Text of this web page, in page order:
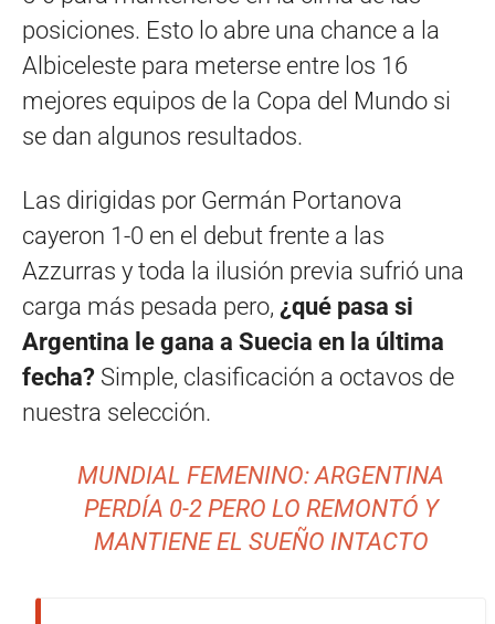
posiciones. Esto lo abre una chance a la
Albiceleste para meterse entre los 16
mejores equipos de la Copa del Mundo si
se dan algunos resultados.
Las dirigidas por Germán Portanova
cayeron 1-0 en el debut frente a las
Azzurras y toda la ilusión previa sufrió una
carga más pesada pero, ¿qué pasa si
Argentina le gana a Suecia en la última
fecha? Simple, clasificación a octavos de
nuestra selección.
MUNDIAL FEMENINO: ARGENTINA
PERDÍA 0-2 PERO LO REMONTÓ Y
MANTIENE EL SUEÑO INTACTO